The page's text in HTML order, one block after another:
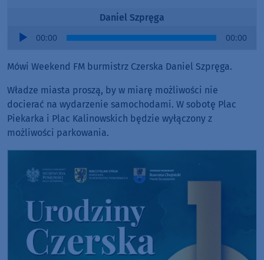
Daniel Szpręga
Audio
00:00 00:00
Mówi Weekend FM burmistrz Czerska Daniel Szpręga.
Władze miasta proszą, by w miarę możliwości nie
docierać na wydarzenie samochodami. W sobotę Plac
Piekarka i Plac Kalinowskich będzie wyłączony z
możliwości parkowania.